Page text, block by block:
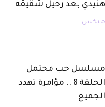
هنيدي بعد رحيل شقيقه
ميكس
مسلسل حب محتمل
الحلقة 8 .. مؤامرة تهدد
الجميع